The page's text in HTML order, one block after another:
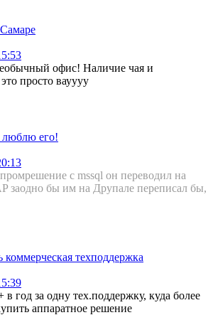
офис! Наличие чая и
просто вауууу
его!
с mssql он переводил на
заодно бы им на Друпале переписал бы,
техподдержка
год за одну тех.поддержку, куда более
аппаратное решение